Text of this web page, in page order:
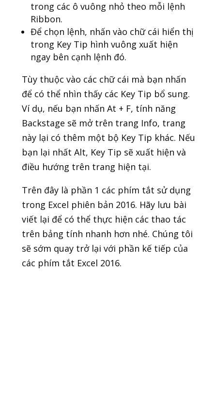
trong các ô vuông nhỏ theo mỗi lệnh
Ribbon.
Để chọn lệnh, nhấn vào chữ cái hiển thị
trong Key Tip hình vuông xuất hiện
ngay bên cạnh lệnh đó.
Tùy thuộc vào các chữ cái mà bạn nhấn
để có thể nhìn thấy các Key Tip bổ sung.
Ví dụ, nếu bạn nhấn At + F, tính năng
Backstage sẽ mở trên trang Info, trang
này lại có thêm một bộ Key Tip khác. Nếu
bạn lại nhất Alt, Key Tip sẽ xuất hiện và
điều hướng trên trang hiện tại.
Trên đây là phần 1 các phím tắt sử dụng
trong Excel phiên bản 2016. Hãy lưu bài
viết lại để có thể thực hiện các thao tác
trên bảng tính nhanh hơn nhé. Chúng tôi
sẽ sớm quay trở lại với phần kế tiếp của
các phím tắt Excel 2016.